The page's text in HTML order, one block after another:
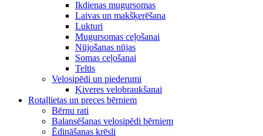
Ikdienas mugursomas
Laivas un makšķerēšana
Lukturi
Mugursomas ceļošanai
Nūjošanas nūjas
Somas ceļošanai
Teltis
Velosipēdi un piederumi
Ķiveres velobraukšanai
Rotaļlietas un preces bērniem
Bērnu rati
Balansēšanas velosipēdi bērniem
Ēdināšanas krēsli